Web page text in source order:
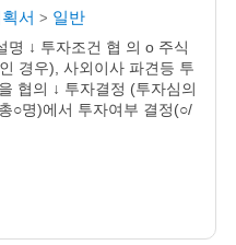
서 > 일반
명 ↓ 투자조건 협 의 o 주식
경우), 사외이사 파견등 투
협의 ↓ 투자결정 (투자심의
○명)에서 투자여부 결정(○/